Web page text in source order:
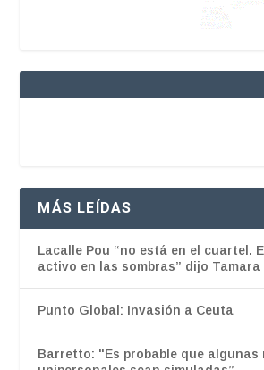
MÁS LEÍDAS
Lacalle Pou “no está en el cuartel.
activo en las sombras” dijo Tamara
Punto Global: Invasión a Ceuta
Barretto: "Es probable que algunas